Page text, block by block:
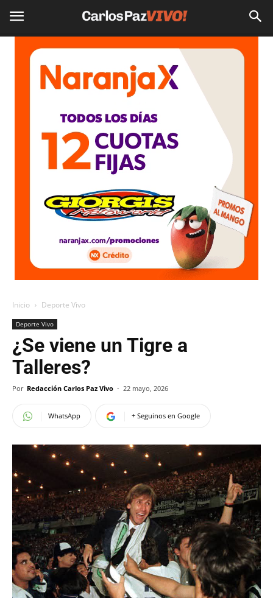
Inicio Deporte Vivo
Deporte Vivo
¿Se viene un Tigre a
Talleres?
Por Redacción Carlos Paz Vivo - 22 mayo, 2026
WhatsApp + Seguinos en Google